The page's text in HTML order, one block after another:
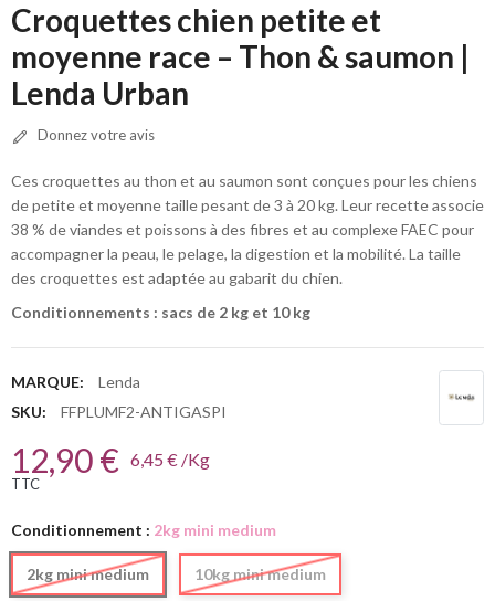
Croquettes chien petite et
moyenne race – Thon & saumon |
Lenda Urban
Donnez votre avis
Ces croquettes au thon et au saumon sont conçues pour les chiens
de petite et moyenne taille pesant de 3 à 20 kg. Leur recette associe
38 % de viandes et poissons à des fibres et au complexe FAEC pour
accompagner la peau, le pelage, la digestion et la mobilité. La taille
des croquettes est adaptée au gabarit du chien.
Conditionnements : sacs de 2 kg et 10 kg
MARQUE:
Lenda
SKU:
FFPLUMF2-ANTIGASPI
12,90 € 6,45 € /Kg
TTC
Conditionnement : 2kg mini medium
2kg mini medium 10kg mini medium